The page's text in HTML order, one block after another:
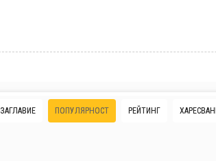
ЗАГЛАВИЕ ПОПУЛЯРНОСТ РЕЙТИНГ